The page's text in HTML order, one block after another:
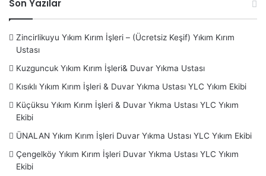
Detaylı Bilgi Alabilirsiniz. Firmamız Hakkında Detaylı Bilgi
İçinHakkımızdaSayfasını Ziyaret edin.
HİZMET VERDİĞİMİZ BÖLGELER LİSTESİ ;
YIKIM KIRIM USTASI İSTANBUL ;Arvavutköy– Ataşehir –
Esatpaşa– Ferhatpaşa – İçerenköy – Kayışdağı -
Küçükbakkalköy – Yenisahra –
–Bahçelievler – Şirinevler – Yenibosna –
– Yeşilköy-
Beşiktaş
Levent – Ortaköy – Ulus – Yıldız –Beykoz– Acarlar –
Son Yazılar
Zincirlikuyu Yıkım Kırım İşleri – (Ücretsiz Keşif) Yıkım Kırım
Ustası
Kuzguncuk Yıkım Kırım İşleri& Duvar Yıkma Ustası
Kısıklı Yıkım Kırım İşleri & Duvar Yıkma Ustası YLC Yıkım Ekibi
Küçüksu Yıkım Kırım İşleri & Duvar Yıkma Ustası YLC Yıkım
Ekibi
ÜNALAN Yıkım Kırım İşleri Duvar Yıkma Ustası YLC Yıkım Ekibi
Çengelköy Yıkım Kırım İşleri Duvar Yıkma Ustası YLC Yıkım
Ekibi